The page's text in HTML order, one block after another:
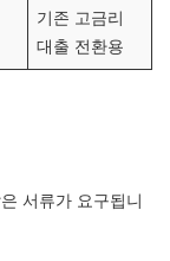
기존 고금리
대출 전환용
서류가 요구됩니